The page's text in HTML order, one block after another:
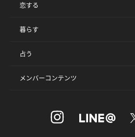
恋する
暮らす
占う
メンバーコンテンツ